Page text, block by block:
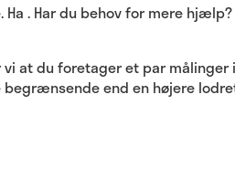
. Har du behov for mere
at du foretager et par målinger
end en højere